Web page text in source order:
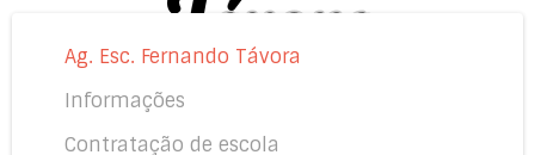
Ag. Esc. Fernando Távora
Informações
Contratação de escola